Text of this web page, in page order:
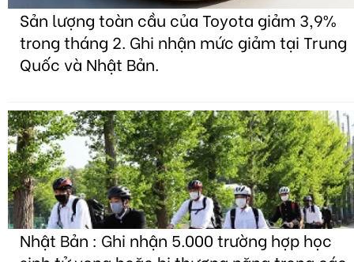
Sản lượng toàn cầu của Toyota giảm 3,9%
trong tháng 2. Ghi nhận mức giảm tại Trung
Quốc và Nhật Bản.
Nhật Bản : Ghi nhận 5.000 trường hợp học